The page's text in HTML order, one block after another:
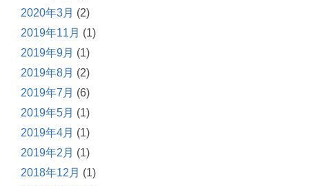
2020年3月 (2)
2019年11月 (1)
2019年9月 (1)
2019年8月 (2)
2019年7月 (6)
2019年5月 (1)
2019年4月 (1)
2019年2月 (1)
2018年12月 (1)